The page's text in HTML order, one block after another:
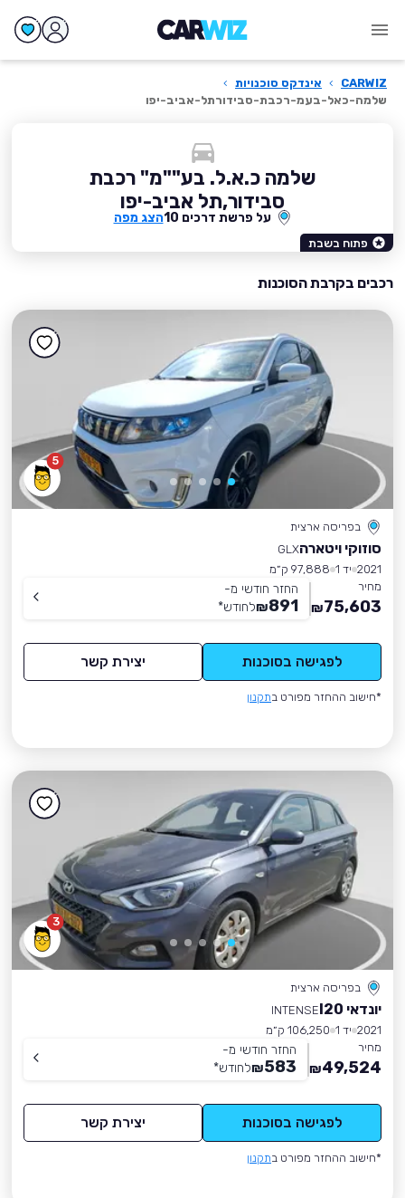
CARWIZ
› אינדקס סוכנויות ›
שלמה-כאל-בעמ-רכבת-סבידורתל-אביב-יפו
שלמה כ.א.ל. בע""מ" רכבת
סבידור,תל אביב-יפו
על פרשת דרכים 10 הצג מפה
פתוח בשבת
רכבים בקרבת הסוכנות
5
בפריסה ארצית
סוזוקי ויטארהGLX
2021 יד 1
97,888 ק״מ
מחיר
75,603
₪
החזר חודשי מ-
891
₪לחודש*
לפגישה בסוכנות יצירת קשר
*חישוב ההחזר מפורט בתקנון
3
בפריסה ארצית
יונדאי I20
INTENSE
2021 יד 1
106,250 ק״מ
מחיר
49,524
₪
החזר חודשי מ-
583
₪לחודש*
לפגישה בסוכנות יצירת קשר
*חישוב ההחזר מפורט בתקנון